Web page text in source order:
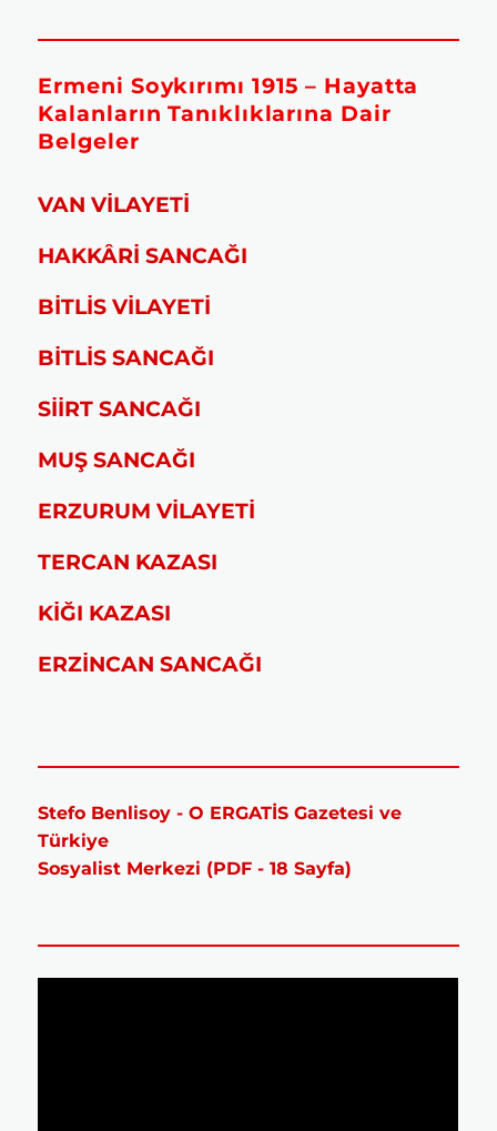
Ermeni Soykırımı 1915 – Hayatta
Kalanların Tanıklıklarına Dair
Belgeler
VAN VİLAYETİ
HAKKÂRİ SANCAĞI
BİTLİS VİLAYETİ
BİTLİS SANCAĞI
SİİRT SANCAĞI
MUŞ SANCAĞI
ERZURUM VİLAYETİ
TERCAN KAZASI
KİĞI KAZASI
ERZİNCAN SANCAĞI
Stefo Benlisoy - O ERGATİS Gazetesi ve
Türkiye
Sosyalist Merkezi (PDF - 18 Sayfa)